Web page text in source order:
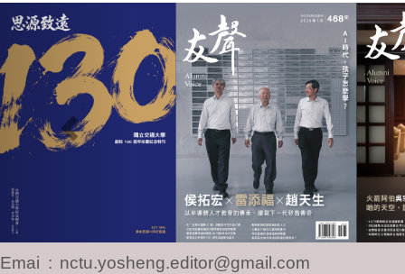
Previous
Email : nctu.yosheng.editor@gmail.com